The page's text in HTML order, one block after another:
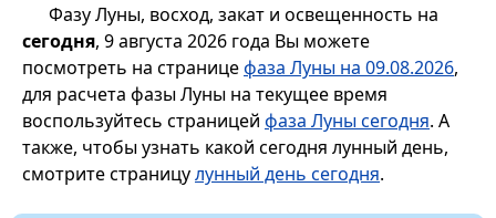
Фазу Луны, восход, закат и освещенность на
сегодня, 9 августа 2026 года Вы можете
посмотреть на страницефаза Луны на 09.08.2026,
для расчета фазы Луны на текущее время
воспользуйтесь страницей фаза Луны сегодня. А
также, чтобы узнать какой сегодня лунный день,
смотрите страницулунный день сегодня.